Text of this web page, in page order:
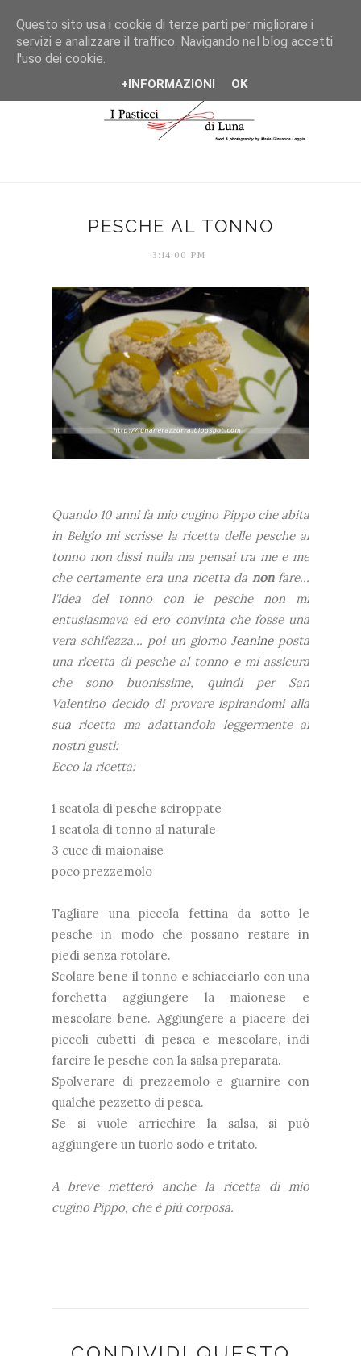
PESCHE AL TONNO
3:14:00 PM
Quando 10 anni fa mio cugino Pippo che abita
in Belgio mi scrisse la ricetta delle pesche al
tonno non dissi nulla ma pensai tra me e me
che certamente era una ricetta da non fare...
l'idea del tonno con le pesche non mi
entusiasmava ed ero convinta che fosse una
vera schifezza... poi un giorno Jeanine posta
una ricetta di pesche al tonno e mi assicura
che sono buonissime, quindi per San
Valentino decido di provare ispirandomi alla
sua ricetta ma adattandola leggermente ai
nostri gusti:
Ecco la ricetta:
1 scatola di pesche sciroppate
1 scatola di tonno al naturale
3 cucc di maionaise
poco prezzemolo
Tagliare una piccola fettina da sotto le
pesche in modo che possano restare in
piedi senza rotolare.
Scolare bene il tonno e schiacciarlo con una
forchetta aggiungere la maionese e
mescolare bene. Aggiungere a piacere dei
piccoli cubetti di pesca e mescolare, indi
farcire le pesche con la salsa preparata.
Spolverare di prezzemolo e guarnire con
qualche pezzetto di pesca.
Se si vuole arricchire la salsa, si può
aggiungere un tuorlo sodo e tritato.
A breve metterò anche la ricetta di mio
cugino Pippo, che è più corposa.
Questo sito usa i cookie di terze parti per migliorare i
servizi e analizzare il traffico. Navigando nel blog accetti
l'uso dei cookie.
+INFORMAZIONI OK